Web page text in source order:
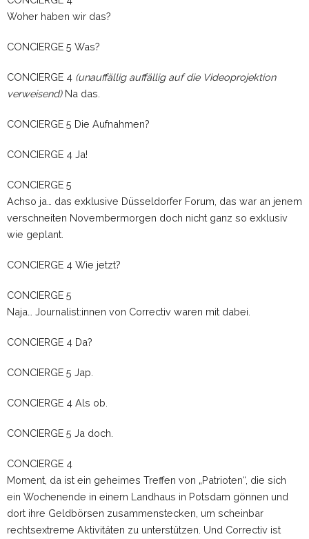
Woher haben wir das?
CONCIERGE 5 Was?
CONCIERGE 4 (unauffällig auffällig auf die Videoprojektion
verweisend) Na das.
CONCIERGE 5 Die Aufnahmen?
CONCIERGE 4 Ja!
CONCIERGE 5
Achso ja… das exklusive Düsseldorfer Forum, das war an jenem
verschneiten Novembermorgen doch nicht ganz so exklusiv
wie geplant.
CONCIERGE 4 Wie jetzt?
CONCIERGE 5
Naja… Journalist:innen von Correctiv waren mit dabei.
CONCIERGE 4 Da?
CONCIERGE 5 Jap.
CONCIERGE 4 Als ob.
CONCIERGE 5 Ja doch.
CONCIERGE 4
Moment, da ist ein geheimes Treffen von „Patrioten“, die sich
ein Wochenende in einem Landhaus in Potsdam gönnen und
dort ihre Geldbörsen zusammenstecken, um scheinbar
rechtsextreme Aktivitäten zu unterstützen. Und Correctiv ist